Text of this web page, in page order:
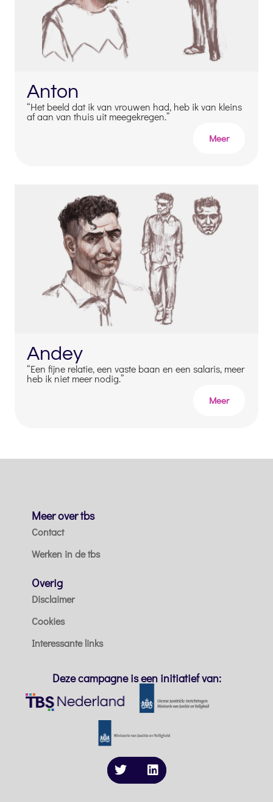
Anton
“Het beeld dat ik van vrouwen had, heb ik van kleins
af aan van thuis uit meegekregen.”
Meer
Andey
“Een fijne relatie, een vaste baan en een salaris, meer
heb ik niet meer nodig.”
Meer
Meer over tbs
Contact
Werken in de tbs
Overig
Disclaimer
Cookies
Interessante links
Deze campagne is een initiatief van: